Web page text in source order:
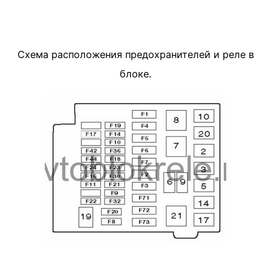
Схема расположения предохранителей и реле в
блоке.